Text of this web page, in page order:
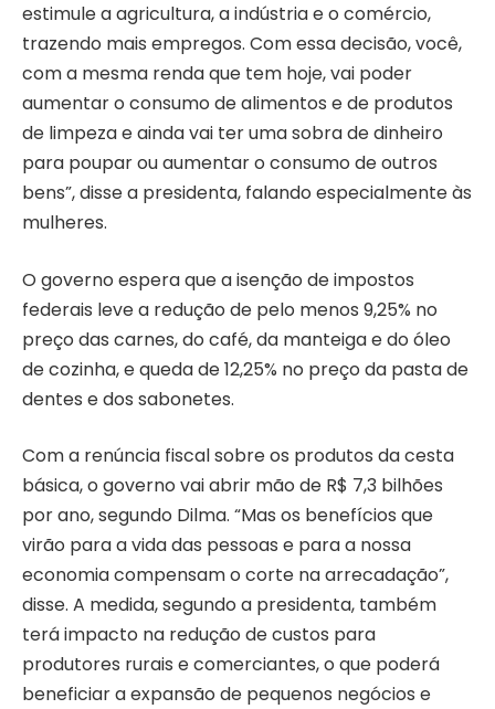
estimule a agricultura, a indústria e o comércio,
trazendo mais empregos. Com essa decisão, você,
com a mesma renda que tem hoje, vai poder
aumentar o consumo de alimentos e de produtos
de limpeza e ainda vai ter uma sobra de dinheiro
para poupar ou aumentar o consumo de outros
bens”, disse a presidenta, falando especialmente às
mulheres.
O governo espera que a isenção de impostos
federais leve a redução de pelo menos 9,25% no
preço das carnes, do café, da manteiga e do óleo
de cozinha, e queda de 12,25% no preço da pasta de
dentes e dos sabonetes.
Com a renúncia fiscal sobre os produtos da cesta
básica, o governo vai abrir mão de R$ 7,3 bilhões
por ano, segundo Dilma. “Mas os benefícios que
virão para a vida das pessoas e para a nossa
economia compensam o corte na arrecadação”,
disse. A medida, segundo a presidenta, também
terá impacto na redução de custos para
produtores rurais e comerciantes, o que poderá
beneficiar a expansão de pequenos negócios e